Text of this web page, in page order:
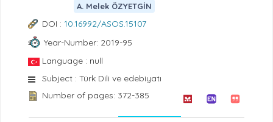
A. Melek ÖZYETGİN
DOI : 10.16992/ASOS.15107
Year-Number: 2019-95
Language : null
Subject : Türk Dili ve edebiyatı
Number of pages: 372-385